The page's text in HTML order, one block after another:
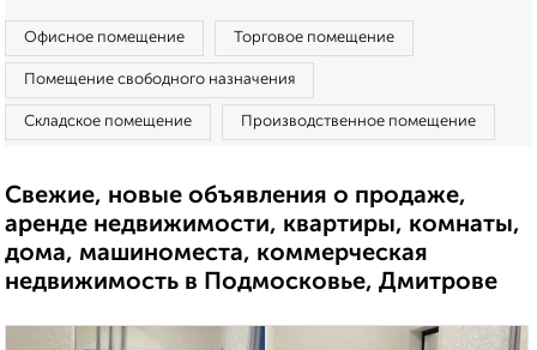
Офисное помещение Торговое помещение
Помещение свободного назначения
Складское помещение Производственное помещение
Свежие, новые объявления о продаже,
аренде недвижимости, квартиры, комнаты,
дома, машиноместа, коммерческая
недвижимость в Подмосковье, Дмитрове